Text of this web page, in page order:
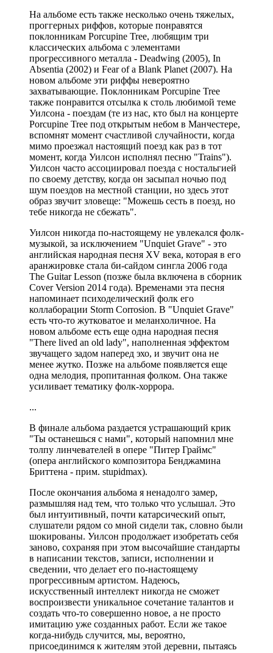
На альбоме есть также несколько очень тяжелых,
проггерных риффов, которые понравятся
поклонникам Porcupine Tree, любящим три
классических альбома с элементами
прогрессивного металла - Deadwing (2005), In
Absentia (2002) и Fear of a Blank Planet (2007). На
новом альбоме эти риффы невероятно
захватывающие. Поклонникам Porcupine Tree
также понравится отсылка к столь любимой теме
Уилсона - поездам (те из нас, кто был на концерте
Porcupine Tree под открытым небом в Манчестере,
вспомнят момент счастливой случайности, когда
мимо проезжал настоящий поезд как раз в тот
момент, когда Уилсон исполнял песню "Trains").
Уилсон часто ассоциировал поезда с ностальгией
по своему детству, когда он засыпал ночью под
шум поездов на местной станции, но здесь этот
образ звучит зловеще: "Можешь сесть в поезд, но
тебе никогда не сбежать".
Уилсон никогда по-настоящему не увлекался фолк-
музыкой, за исключением "Unquiet Grave" - это
английская народная песня XV века, которая в его
аранжировке стала би-сайдом сингла 2006 года
The Guitar Lesson (позже была включена в сборник
Cover Version 2014 года). Временами эта песня
напоминает психоделический фолк его
коллаборации Storm Corrosion. В "Unquiet Grave"
есть что-то жутковатое и меланхоличное. На
новом альбоме есть еще одна народная песня
"There lived an old lady", наполненная эффектом
звучащего задом наперед эхо, и звучит она не
менее жутко. Позже на альбоме появляется еще
одна мелодия, пропитанная фолком. Она также
усиливает тематику фолк-хоррора.
...
В финале альбома раздается устрашающий крик
"Ты останешься с нами", который напомнил мне
толпу линчевателей в опере "Питер Граймс"
(опера английского композитора Бенджамина
Бриттена - прим. stupidmax).
После окончания альбома я ненадолго замер,
размышляя над тем, что только что услышал. Это
был интуитивный, почти катарсический опыт,
слушатели рядом со мной сидели так, словно были
шокированы. Уилсон продолжает изобретать себя
заново, сохраняя при этом высочайшие стандарты
в написании текстов, записи, исполнении и
сведении, что делает его по-настоящему
прогрессивным артистом. Надеюсь,
искусственный интеллект никогда не сможет
воспроизвести уникальное сочетание талантов и
создать что-то совершенно новое, а не просто
имитацию уже созданных работ. Если же такое
когда-нибудь случится, мы, вероятно,
присоединимся к жителям этой деревни, пытаясь